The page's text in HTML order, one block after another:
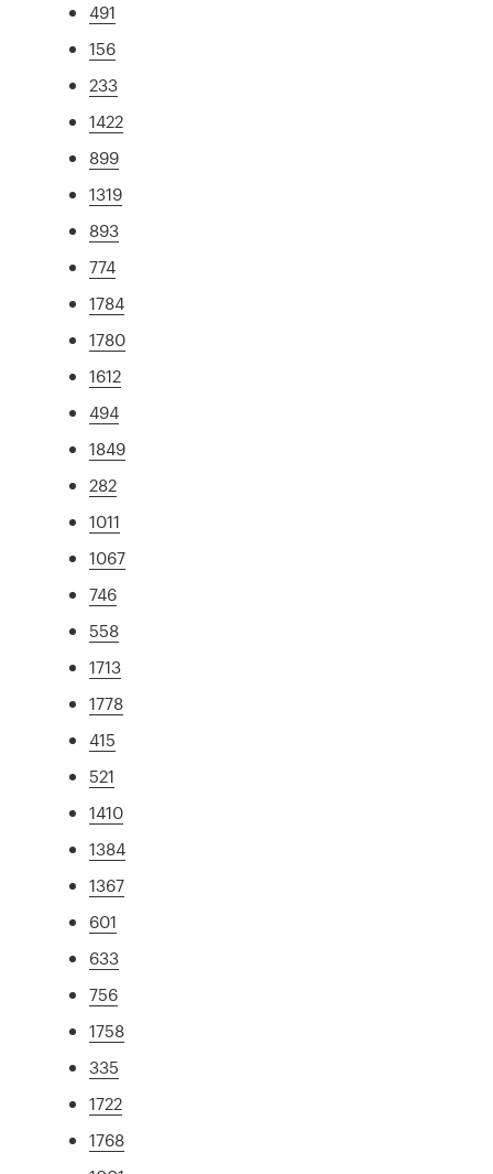
491
156
233
1422
899
1319
893
774
1784
1780
1612
494
1849
282
1011
1067
746
558
1713
1778
415
521
1410
1384
1367
601
633
756
1758
335
1722
1768